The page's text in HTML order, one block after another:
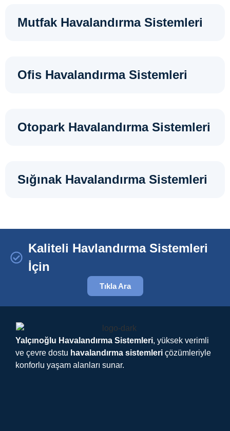
Mutfak Havalandırma Sistemleri
Ofis Havalandırma Sistemleri
Otopark Havalandırma Sistemleri
Sığınak Havalandırma Sistemleri
Kaliteli Havlandırma Sistemleri
İçin
Tıkla Ara
Yalçınoğlu Havalandırma Sistemleri, yüksek verimli
ve çevre dostu havalandırma sistemleri çözümleriyle
konforlu yaşam alanları sunar.